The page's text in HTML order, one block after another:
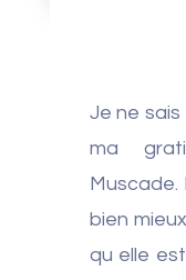
Je ne
ma
bien
qu elle